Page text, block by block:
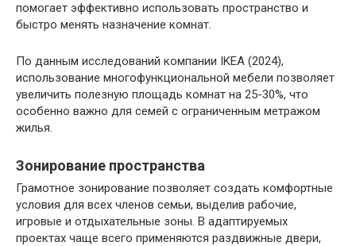
помогает эффективно использовать пространство и
быстро менять назначение комнат.
По данным исследований компании IKEA (2024),
использование многофункциональной мебели позволяет
увеличить полезную площадь комнат на 25-30%, что
особенно важно для семей с ограниченным метражом
жилья.
Зонирование пространства
Грамотное зонирование позволяет создать комфортные
условия для всех членов семьи, выделив рабочие,
игровые и отдыхательные зоны. В адаптируемых
проектах чаще всего применяются раздвижные двери,